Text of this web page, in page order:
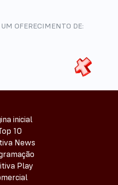
OFERECIMENTO DE:
inicial
10
News
Play